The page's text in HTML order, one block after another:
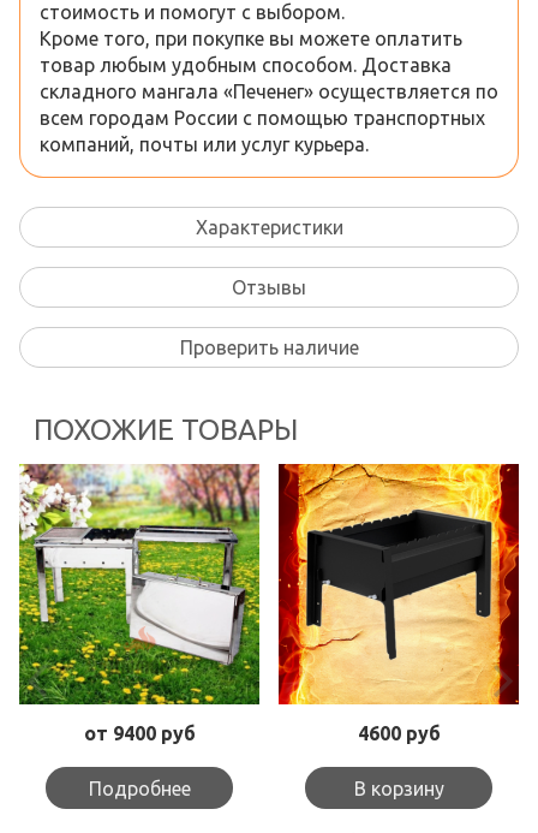
стоимость и помогут с выбором.
Кроме того, при покупке вы можете оплатить
товар любым удобным способом. Доставка
складного мангала «Печенег» осуществляется по
всем городам России с помощью транспортных
компаний, почты или услуг курьера.
Характеристики
Отзывы
Проверить наличие
ПОХОЖИЕ ТОВАРЫ
от 9400 руб
Подробнее
4600 руб
В корзину